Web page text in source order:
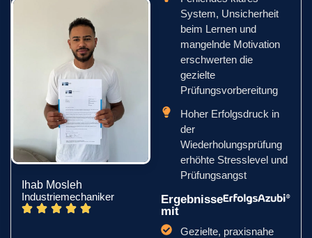
System, Unsicherheit
beim Lernen und
mangelnde Motivation
erschwerten die
gezielte
Prüfungsvorbereitung
Hoher Erfolgsdruck in
der
Wiederholungsprüfung
erhöhte Stresslevel und
Prüfungsangst
Ergebnisse
mit
Gezielte, praxisnahe
Ihab Mosleh
Industriemechaniker